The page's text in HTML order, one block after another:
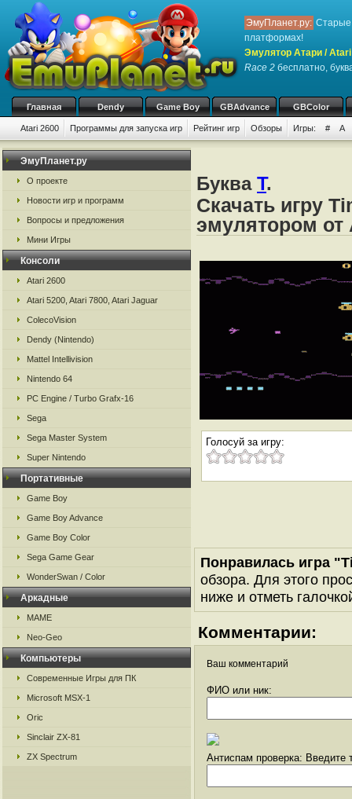
ЭмуПланет.ру: Старые
платформах!
Эмулятор Атари /
Race 2 бесплатно,
Главная Dendy Game Boy GBAdvance GBColor
Atari 2600 Программы для запуска игр Рейтинг игр Обзоры Игры: # A
ЭмуПланет.ру
О проекте
Новости игр и программ
Вопросы и предложения
Мини Игры
Консоли
Atari 2600
Atari 5200, Atari 7800, Atari Jaguar
ColecoVision
Dendy (Nintendo)
Mattel Intellivision
Nintendo 64
PC Engine / Turbo Grafx-16
Sega
Sega Master System
Super Nintendo
Портативные
Game Boy
Game Boy Advance
Game Boy Color
Sega Game Gear
WonderSwan / Color
Аркадные
MAME
Neo-Geo
Компьютеры
Современные Игры для ПК
Microsoft MSX-1
Oric
Sinclair ZX-81
ZX Spectrum
Буква T.
Скачать игру
эмулятором от
Голосуй за игру:
Понравилась игра
обзора. Для этого
ниже и отметь
Комментарии:
Ваш комментарий
ФИО или ник:
Антиспам проверка: Введите